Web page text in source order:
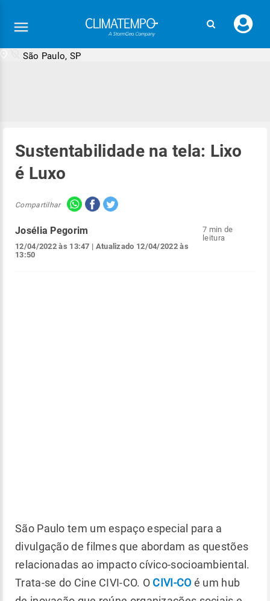
seu
São Paulo, SP
Sustentabilidade na tela: Lixo
é Luxo
Compartilhar
Josélia Pegorim
12/04/2022 às 13:47 | Atualizado 12/04/2022 às
13:50
7 min de
leitura
São Paulo tem um espaço especial para a
divulgação de filmes que abordam as questões
relacionadas ao impacto cívico-socioambiental.
Trata-se do Cine CIVI-CO. O CIVI-CO é um hub